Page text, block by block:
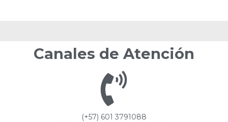
Canales de Atención
(+57) 601 3791088